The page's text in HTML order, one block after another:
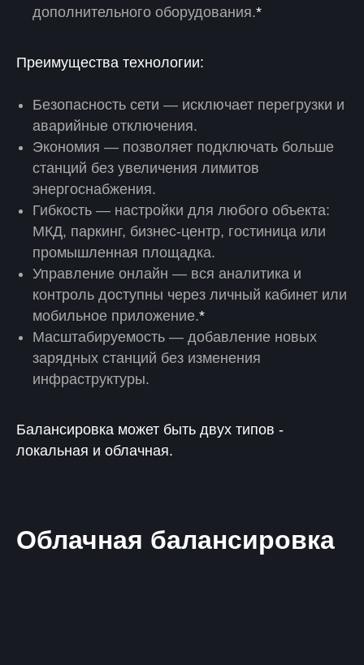
дополнительного оборудования.*
Преимущества технологии:
Безопасность сети — исключает перегрузки и
аварийные отключения.
Экономия — позволяет подключать больше
станций без увеличения лимитов
энергоснабжения.
Гибкость — настройки для любого объекта:
МКД, паркинг, бизнес-центр, гостиница или
промышленная площадка.
Управление онлайн — вся аналитика и
контроль доступны через личный кабинет или
мобильное приложение.*
Масштабируемость — добавление новых
зарядных станций без изменения
инфраструктуры.
Балансировка может быть двух типов -
локальная и облачная.
Облачная балансировка